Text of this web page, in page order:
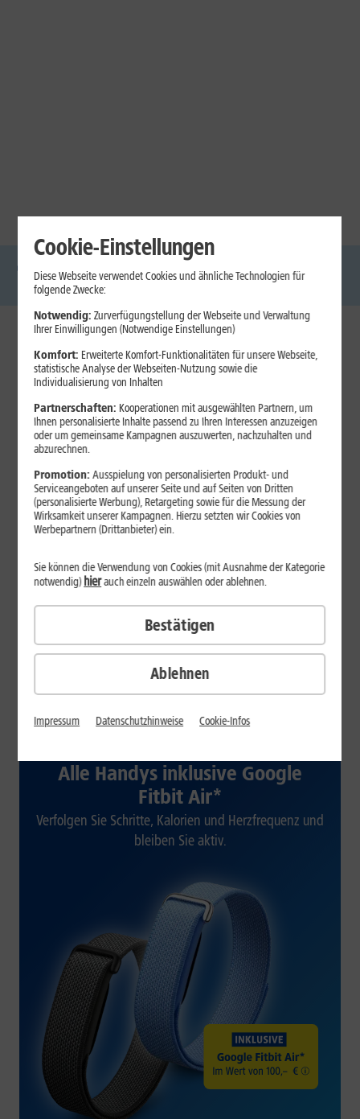
Glasfaser Internet Handys
Mobilfunk-
Laptops
1&1 Internet
Jetzt unterbrechungsfrei ins sehr gute Netz wechseln.
Ohne doppelte Kosten.*
ab 29,99
€/Monat*
Verfügbarkeit prüfen
Alle Handys inklusive Google
Fitbit Air*
Verfolgen Sie Schritte, Kalorien und Herzfrequenz und
bleiben Sie aktiv.
Cookie-Einstellungen
Diese Webseite verwendet Cookies und ähnliche Technologien für
folgende Zwecke:
Notwendig: Zurverfügungstellung der Webseite und Verwaltung
Ihrer Einwilligungen (Notwendige Einstellungen)
Komfort: Erweiterte Komfort-Funktionalitäten für unsere Webseite,
statistische Analyse der Webseiten-Nutzung sowie die
Individualisierung von Inhalten
Partnerschaften: Kooperationen mit ausgewählten Partnern, um
Ihnen personalisierte Inhalte passend zu Ihren Interessen anzuzeigen
oder um gemeinsame Kampagnen auszuwerten, nachzuhalten und
abzurechnen.
Promotion:Ausspielung von personalisierten Produkt- und
Serviceangeboten auf unserer Seite und auf Seiten von Dritten
(personalisierte Werbung), Retargeting sowie für die Messung der
Wirksamkeit unserer Kampagnen. Hierzu setzten wir Cookies von
Werbepartnern (Drittanbieter) ein.
Ablehnen
Sie können die Verwendung von Cookies (mit Ausnahme der Kategorie
notwendig)hierauch einzeln auswählen oder ablehnen.
Bestätigen
Impressum Datenschutzhinweise Cookie-Infos